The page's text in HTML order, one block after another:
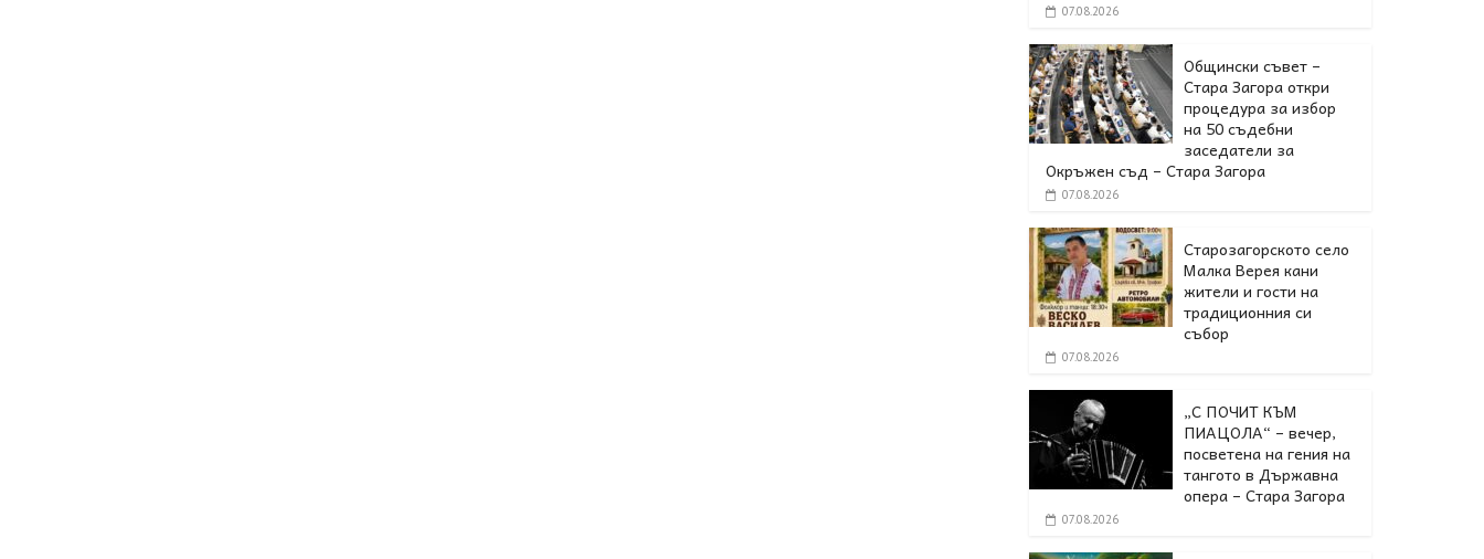
07.08.2026
Общински съвет –
Стара Загора откри
процедура за избор
на 50 съдебни
заседатели за
Окръжен съд – Стара Загора
07.08.2026
Старозагорското село
Малка Верея кани
жители и гости на
традиционния си
събор
07.08.2026
„С ПОЧИТ КЪМ
ПИАЦОЛА“ – вечер,
посветена на гения на
тангото в Държавна
опера – Стара Загора
07.08.2026